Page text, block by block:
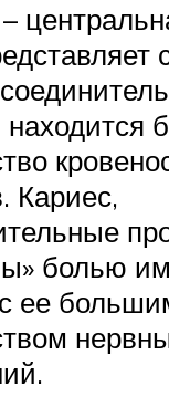
находится
Кариес,
болью
ее